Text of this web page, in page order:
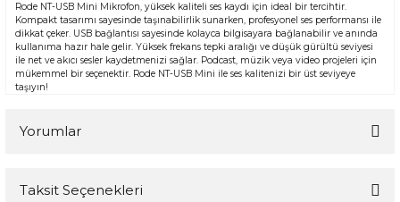
Rode NT-USB Mini Mikrofon, yüksek kaliteli ses kaydı için ideal bir tercihtir.
Kompakt tasarımı sayesinde taşınabilirlik sunarken, profesyonel ses performansı ile
dikkat çeker. USB bağlantısı sayesinde kolayca bilgisayara bağlanabilir ve anında
kullanıma hazır hale gelir. Yüksek frekans tepki aralığı ve düşük gürültü seviyesi
ile net ve akıcı sesler kaydetmenizi sağlar. Podcast, müzik veya video projeleri için
mükemmel bir seçenektir. Rode NT-USB Mini ile ses kalitenizi bir üst seviyeye
taşıyın!
Yorumlar
Taksit Seçenekleri